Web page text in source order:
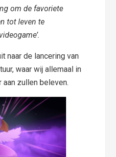
om de favoriete
tot leven te
naar de lancering van
waar wij allemaal in
zullen beleven.